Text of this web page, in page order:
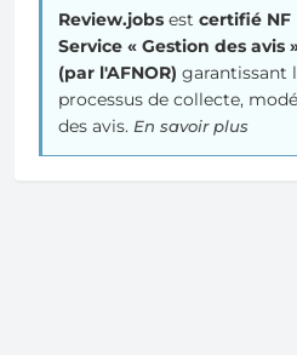
Review.jobs est certifié NF
Service « Gestion des avis
(par l'AFNOR) garantissant
processus de collecte,
des avis. En savoir plus